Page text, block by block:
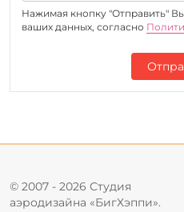
Нажимая кнопку "Отправить"
ваших данных, согласно
© 2007 - 2026 Студия
аэродизайна «БигХэппи».